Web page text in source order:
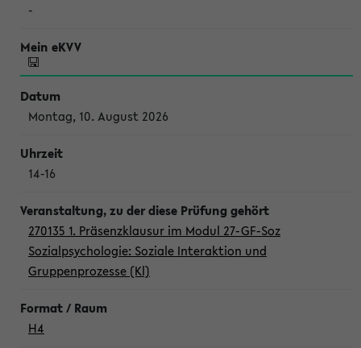
-
Montag, 10. August 2026
14-16
270135 1. Präsenzklausur im Modul 27-GF-Soz
Sozialpsychologie: Soziale Interaktion und
Gruppenprozesse (Kl)
H4